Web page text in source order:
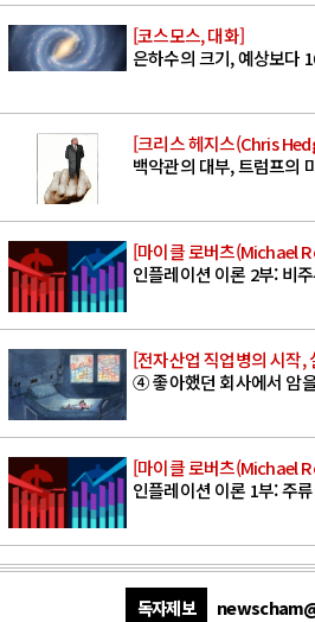
[코스모스, 대화]
은하수의 크기, 예상보다
[크리스 헤지스(Chris
백악관의 대부, 트럼프의
[마이클 로버츠(Michael
인플레이션 이론 2부: 비
[전자산업 직업병의 시작,
④ 좋아했던 회사에서 암
[마이클 로버츠(Michael
인플레이션 이론 1부: 주
독자제보